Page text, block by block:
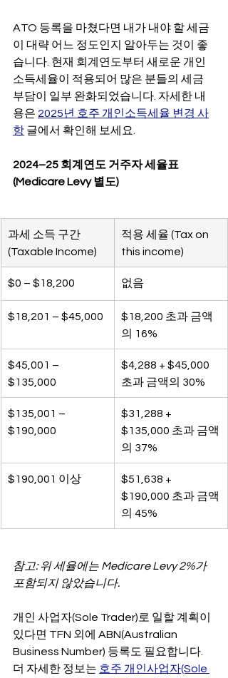
ATO 등록을 마쳤다면 내가 내야 할 세금
이 대략 어느 정도인지 알아두는 것이 좋
습니다. 현재 회계연도부터 새로운 개인
소득세율이 적용되어 많은 분들의 세금
부담이 일부 완화되었습니다. 자세한 내
용은 2025년 호주 개인소득세율 변경 사
항 글에서 확인해 보세요.
2024–25 회계연도 거주자 세율표
(Medicare Levy 별도)
과세 소득 구간
(Taxable Income)
적용 세율 (Tax on
this income)
$0 – $18,200 없음
$18,201 – $45,000
$18,200 초과 금액
의 16%
$45,001 –
$135,000
$4,288 + $45,000
초과 금액의 30%
$135,001 –
$190,000
$31,288 +
$135,000 초과 금액
의 37%
$190,001 이상
$51,638 +
$190,000 초과 금액
의 45%
참고: 위 세율에는 Medicare Levy 2%가
포함되지 않았습니다.
개인 사업자(Sole Trader)로 일할 계획이
있다면 TFN 외에 ABN(Australian
Business Number) 등록도 필요합니다.
더 자세한 정보는 호주 개인사업자(Sole